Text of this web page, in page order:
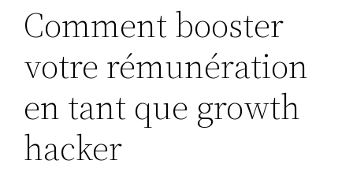
Comment booster
votre rémunération
en tant que growth
hacker